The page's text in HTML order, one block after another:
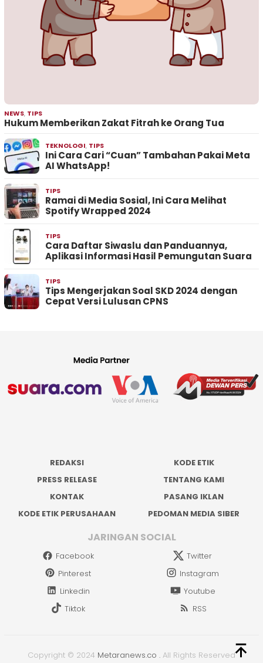
NEWS, TIPS
Hukum Memberikan Zakat Fitrah ke Orang Tua
TEKNOLOGI, TIPS
Ini Cara Cari “Cuan” Tambahan Pakai Meta
AI WhatsApp!
TIPS
Ramai di Media Sosial, Ini Cara Melihat
Spotify Wrapped 2024
TIPS
Cara Daftar Siwaslu dan Panduannya,
Aplikasi Informasi Hasil Pemungutan Suara
TIPS
Tips Mengerjakan Soal SKD 2024 dengan
Cepat Versi Lulusan CPNS
REDAKSI
KODE ETIK
PRESS RELEASE
TENTANG KAMI
KONTAK
PASANG IKLAN
KODE ETIK PERUSAHAAN
PEDOMAN MEDIA SIBER
JARINGAN SOCIAL
Facebook
Twitter
Pinterest
Instagram
Linkedin
Youtube
Tiktok
RSS
Copyright © 2024 Metaranews.co . All Rights Reserved